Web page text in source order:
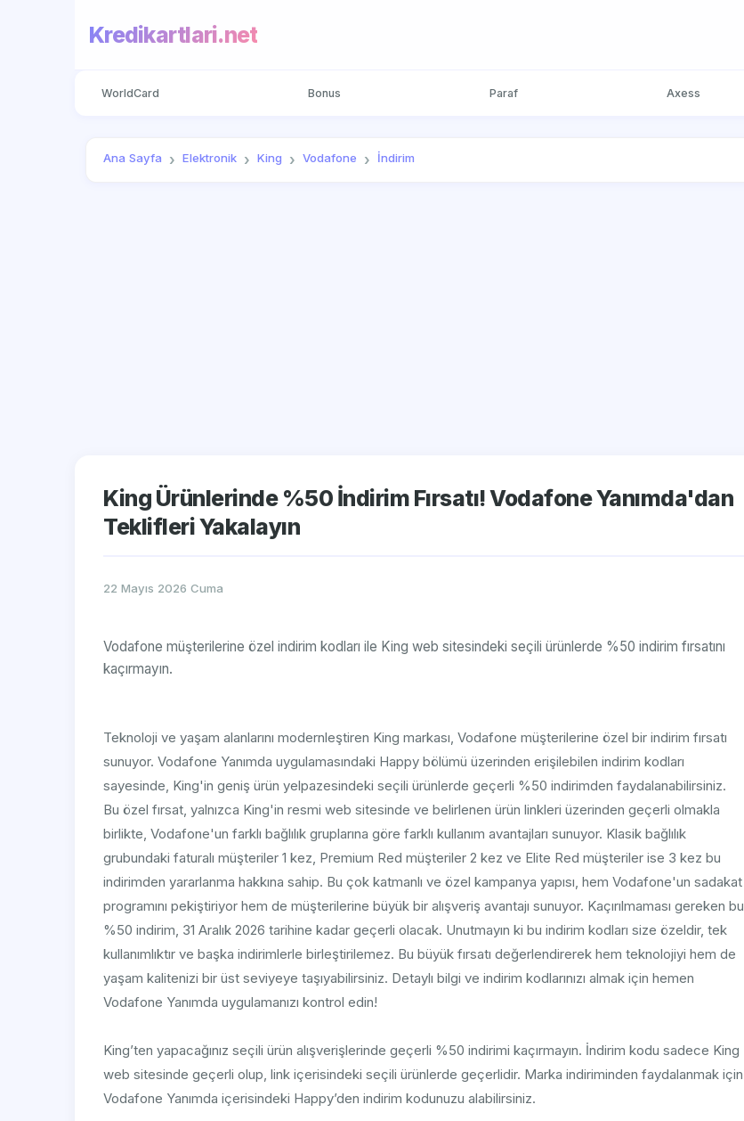
Kredikartlari.net
WorldCard Bonus Paraf Axess
Ana Sayfa Elektronik King Vodafone İndirim
King Ürünlerinde %50 İndirim Fırsatı! Vodafone Yanımda'dan
Teklifleri Yakalayın
22 Mayıs 2026 Cuma
Vodafone müşterilerine özel indirim kodları ile King web sitesindeki seçili ürünlerde %50 indirim fırsatını
kaçırmayın.
Teknoloji ve yaşam alanlarını modernleştiren King markası, Vodafone müşterilerine özel bir indirim fırsatı
sunuyor. Vodafone Yanımda uygulamasındaki Happy bölümü üzerinden erişilebilen indirim kodları
sayesinde, King'in geniş ürün yelpazesindeki seçili ürünlerde geçerli %50 indirimden faydalanabilirsiniz.
Bu özel fırsat, yalnızca King'in resmi web sitesinde ve belirlenen ürün linkleri üzerinden geçerli olmakla
birlikte, Vodafone'un farklı bağlılık gruplarına göre farklı kullanım avantajları sunuyor. Klasik bağlılık
grubundaki faturalı müşteriler 1 kez, Premium Red müşteriler 2 kez ve Elite Red müşteriler ise 3 kez bu
indirimden yararlanma hakkına sahip. Bu çok katmanlı ve özel kampanya yapısı, hem Vodafone'un sadakat
programını pekiştiriyor hem de müşterilerine büyük bir alışveriş avantajı sunuyor. Kaçırılmaması gereken bu
%50 indirim, 31 Aralık 2026 tarihine kadar geçerli olacak. Unutmayın ki bu indirim kodları size özeldir, tek
kullanımlıktır ve başka indirimlerle birleştirilemez. Bu büyük fırsatı değerlendirerek hem teknolojiyi hem de
yaşam kalitenizi bir üst seviyeye taşıyabilirsiniz. Detaylı bilgi ve indirim kodlarınızı almak için hemen
Vodafone Yanımda uygulamanızı kontrol edin!
King’ten yapacağınız seçili ürün alışverişlerinde geçerli %50 indirimi kaçırmayın. İndirim kodu sadece King
web sitesinde geçerli olup, link içerisindeki seçili ürünlerde geçerlidir. Marka indiriminden faydalanmak için
Vodafone Yanımda içerisindeki Happy’den indirim kodunuzu alabilirsiniz.